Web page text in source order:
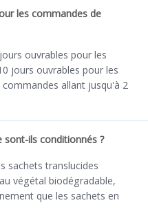
les commandes de
ouvrables pour les
jours ouvrables pour les
allant jusqu'à 2
ils conditionnés ?
sachets translucides
végétal biodégradable,
que les sachets en